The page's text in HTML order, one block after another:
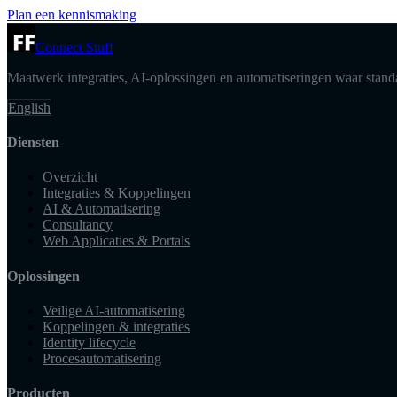
Plan een kennismaking
Connect Stuff
Maatwerk integraties, AI-oplossingen en automatiseringen waar
English
Diensten
Overzicht
Integraties & Koppelingen
AI & Automatisering
Consultancy
Web Applicaties & Portals
Oplossingen
Veilige AI-automatisering
Koppelingen & integraties
Identity lifecycle
Procesautomatisering
Producten